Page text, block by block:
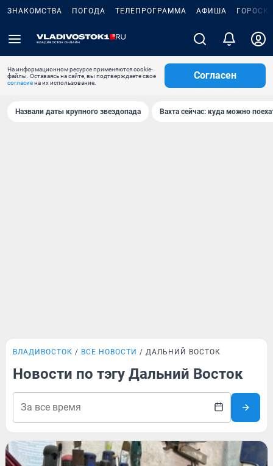
ЗНАКОМСТВА ПОГОДА ТЕЛЕПРОГРАММА АФИША
На информационном ресурсе применяются cookie-
файлы. Оставаясь на сайте, вы подтверждаете свое
согласиена их использование.
Согласен
Назвали даты крупного звездопада Вахта сейчас: куда можно
ВЛАДИВОСТОК ВСЕ НОВОСТИ ДАЛЬНИЙ ВОСТОК
Новости по тэгу Дальний Восток